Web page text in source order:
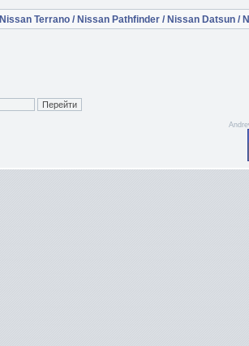
Nissan Terrano / Nissan Pathfinder / Nissan Datsun /